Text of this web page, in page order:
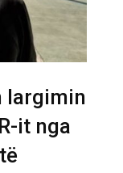
largimin
it nga